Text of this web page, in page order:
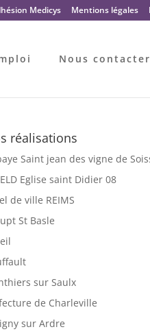
Medicys Mentions légales
Nous contacter
réalisations
Saint jean des vigne de
Eglise saint Didier 08
de ville REIMS
St Basle
sur Saulx
de Charleville
sur Ardre